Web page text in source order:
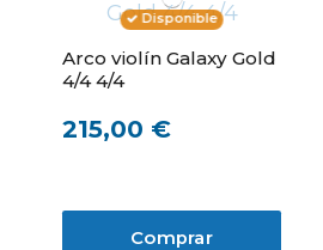
Disponible
Arco violín Galaxy Gold
4/4 4/4
215,00 €
Comprar